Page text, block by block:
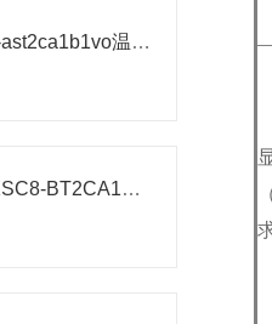
性能指标xsc8-ast2ca1b1vo温度控制仪表
PID控制仪表XSC8-BT2CA1B1A1V0如何设置